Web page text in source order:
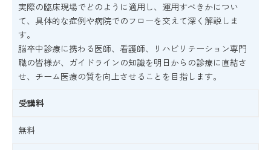
実際の臨床現場でどのように適用し、運用すべきかについ
て、具体的な症例や病院でのフローを交えて深く解説しま
す。
脳卒中診療に携わる医師、看護師、リハビリテーション専門
職の皆様が、ガイドラインの知識を明日からの診療に直結さ
せ、チーム医療の質を向上させることを目指します。
受講料
無料